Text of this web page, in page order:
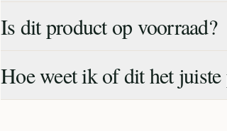
Is dit product op voorraad?
Hoe weet ik of dit het